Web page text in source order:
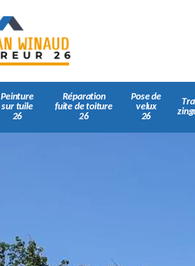
Peinture
sur tuile
26
Réparation
fuite de toiture
26
Pose de
velux
26